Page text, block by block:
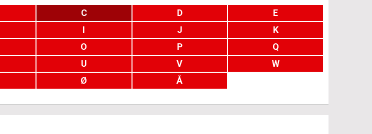
C D
E
I J
K
O P
Q
U V
W
Ø Å